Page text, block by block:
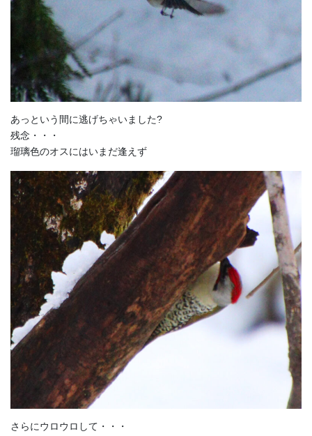
あっという間に逃げちゃいました?
残念・・・
瑠璃色のオスにはいまだ逢えず
さらにウロウロして・・・